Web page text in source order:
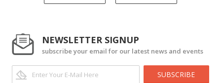
NEWSLETTER SIGNUP
subscribe your email for our latest news and events
SUBSCRIBE